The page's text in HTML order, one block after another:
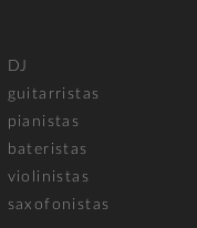
DJ
guitarristas
pianistas
bateristas
violinistas
saxofonistas